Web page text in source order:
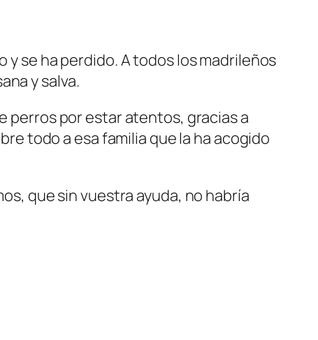
y se ha perdido. A todos los madrileños
y salva.
perros por estar atentos, gracias a
todo a esa familia que la ha acogido
que sin vuestra ayuda, no habría